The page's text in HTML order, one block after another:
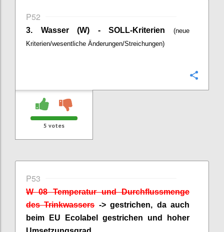
P52
3. Wasser (W) - SOLL-Kriterien (neue
Kriterien/wesentliche Änderungen/Streichungen)
5 votes
P53
W 08 Temperatur und Durchflussmenge
des Trinkwassers-> gestrichen, da auch
beim EU
Ecolabel
gestrichen und hoher